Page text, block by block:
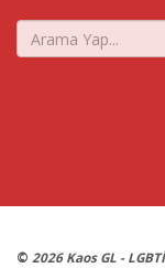
© 2026 Kaos GL -